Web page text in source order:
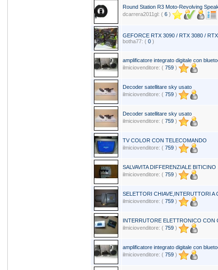
Round Station R3 Moto-Revolving
dcarrera2011gl: ( 6 )
GEFORCE RTX 3090 / RTX 3080 /
botha77: ( 0 )
amplificatore integrato digitale con
ilmiciovenditore: ( 759 )
Decoder satellitare sky usato
ilmiciovenditore: ( 759 )
Decoder satellitare sky usato
ilmiciovenditore: ( 759 )
TV COLOR CON TELECOMANDO
ilmiciovenditore: ( 759 )
SALVAVITA DIFFERENZIALE BITICINO
ilmiciovenditore: ( 759 )
SELETTORI CHIAVE,INTERUTTORI A
ilmiciovenditore: ( 759 )
INTERRUTORE ELETTRONICO CON
ilmiciovenditore: ( 759 )
amplificatore integrato digitale con
ilmiciovenditore: ( 759 )